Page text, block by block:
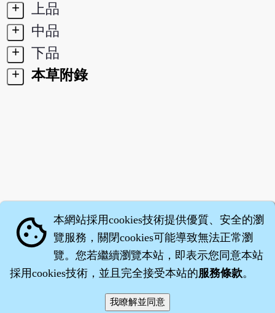
+
上品
+
中品
+
下品
+
本草附錄
‧沈藥子©2008～2026
cookie 本網站採用cookies技術提供優質、安全的瀏
覽服務，關閉cookies可能導致無法正常瀏
覽。您若繼續瀏覽本站，即表示您同意本站
採用cookies技術，並且完全接受本站的服務條款。